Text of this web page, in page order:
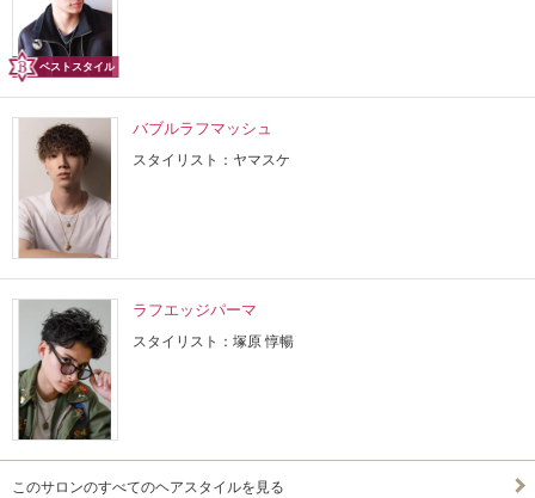
ベストスタイル
バブルラフマッシュ
スタイリスト：ヤマスケ
ラフエッジパーマ
スタイリスト：塚原 惇暢
このサロンのすべてのヘアスタイルを見る